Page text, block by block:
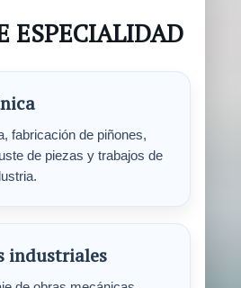
ESPECIALIDAD
fabricación de piñones,
de piezas y trabajos de
industriales